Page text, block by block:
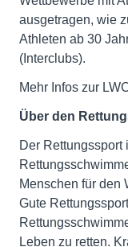
ausgetragen, wie
Athleten ab 30
(Interclubs).
Mehr Infos zur
Über den
Der Rettungssport
Menschen für den
Gute
Leben zu retten.